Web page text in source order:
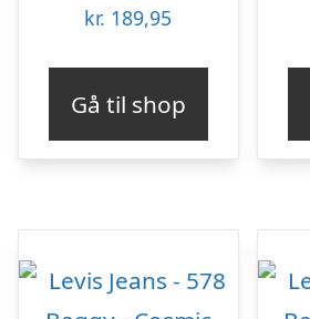
kr. 189,95
Gå til shop